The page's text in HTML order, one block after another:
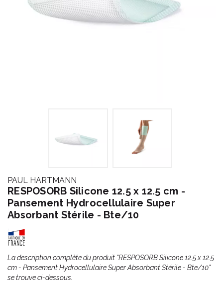
PAUL HARTMANN
RESPOSORB Silicone 12.5 x 12.5 cm -
Pansement Hydrocellulaire Super
Absorbant Stérile - Bte/10
La description complète du produit "RESPOSORB Silicone 12.5 x 12.5
cm - Pansement Hydrocellulaire Super Absorbant Stérile - Bte/10"
se trouve ci-dessous.